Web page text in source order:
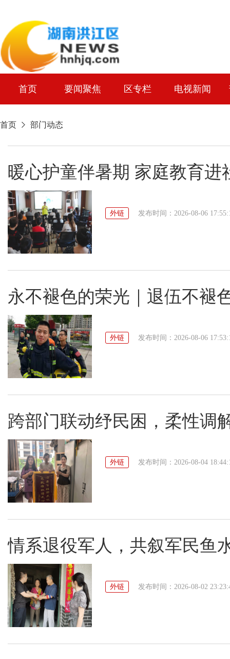
首页 要闻聚焦 区专栏 电视新闻
首页 部门动态
暖心护童伴暑期 家庭教育进
外链 发布时间：2026-08-06
永不褪色的荣光｜退伍不褪
外链 发布时间：2026-08-06
跨部门联动纾民困，柔性调
外链 发布时间：2026-08-04
情系退役军人，共叙军民鱼
外链 发布时间：2026-08-02